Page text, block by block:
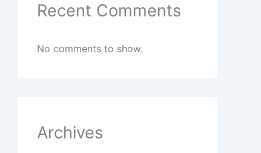
Recent Comments
No comments to show.
Archives